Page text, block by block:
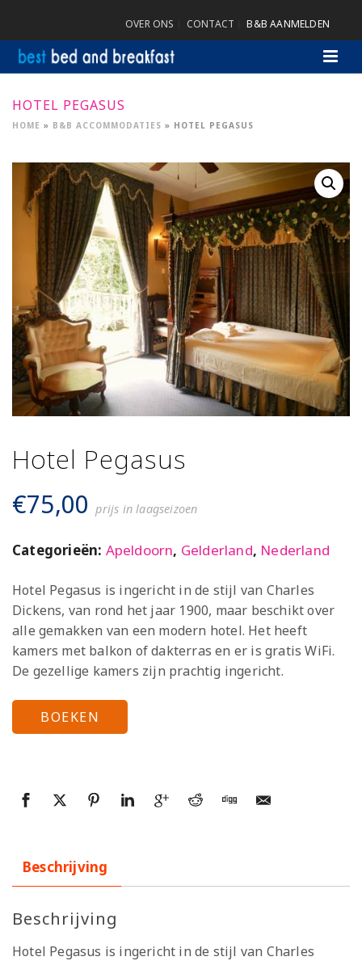
OVER ONS CONTACT B&B AANMELDEN
HOTEL PEGASUS
HOME » B&B ACCOMMODATIES » HOTEL PEGASUS
Hotel Pegasus
€75,00 prijs in laagseizoen
Categorieën: Apeldoorn, Gelderland, Nederland
Hotel Pegasus is ingericht in de stijl van Charles
Dickens, van rond het jaar 1900, maar beschikt over
alle gemakken van een modern hotel. Het heeft
kamers met balkon of dakterras en er is gratis WiFi.
De gezellige kamers zijn prachtig ingericht.
BOEKEN
Beschrijving
Beschrijving
Hotel Pegasus is ingericht in de stijl van Charles